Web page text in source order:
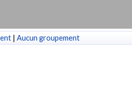
| Aucun groupement